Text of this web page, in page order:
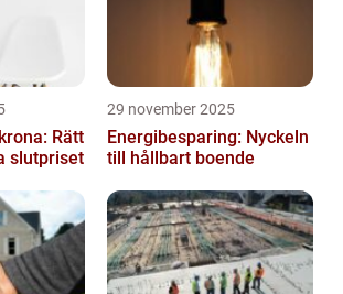
Rätt
slutpriset
29 november 2025
Energibesparing: Nyckeln
till hållbart boende